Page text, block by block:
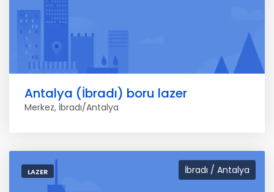
Antalya (İbradı) boru lazer
Merkez, İbradı/Antalya
İbradı / Antalya
LAZER